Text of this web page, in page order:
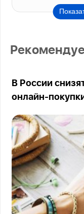
В России
онлайн-